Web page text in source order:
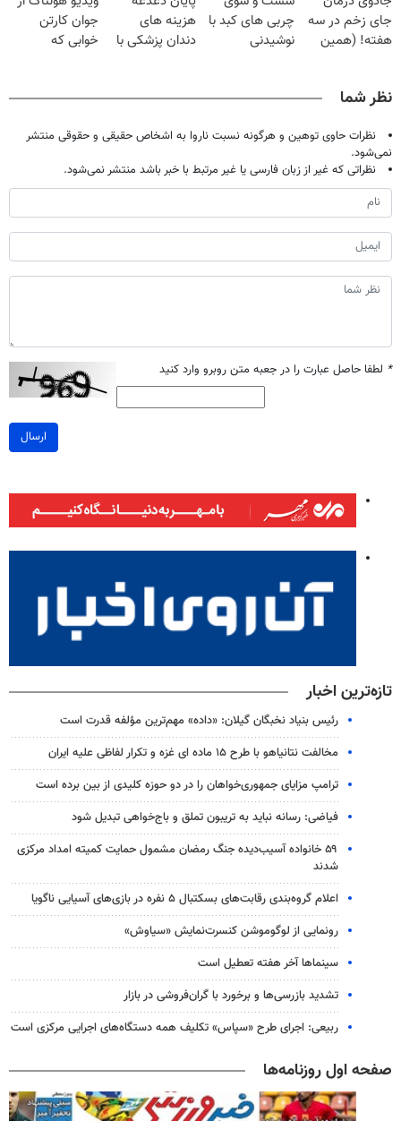
جای زخم در سه
هفته! (همین
چربی های کبد با
نوشیدنی
هزینه های
دندان پزشکی با
جوان کارتن
خوابی که
نظر شما
نظرات حاوی توهین و هرگونه نسبت ناروا به اشخاص حقیقی و حقوقی منتشر
نمی‌شود.
نظراتی که غیر از زبان فارسی یا غیر مرتبط با خبر باشد منتشر نمی‌شود.
* لطفا حاصل عبارت را در جعبه متن روبرو وارد کنید
ارسال
تازه‌ترین اخبار
رئیس بنیاد نخبگان گیلان: «داده» مهم‌ترین مؤلفه قدرت است
مخالفت نتانیاهو با طرح ۱۵ ماده ای غزه و تکرار لفاظی علیه ایران
ترامپ مزایای جمهوری‌خواهان را در دو حوزه کلیدی از بین برده است
فیاضی: رسانه نباید به تریبون تملق و باج‌خواهی تبدیل شود
۵۹ خانواده آسیب‌دیده جنگ رمضان مشمول حمایت کمیته امداد مرکزی
شدند
اعلام گروه‌بندی رقابت‌های بسکتبال ۵ نفره در بازی‌های آسیایی ناگویا
رونمایی از لوگوموشن کنسرت‌نمایش «سیاوش»
سینماها آخر هفته تعطیل است
تشدید بازرسی‌ها و برخورد با گران‌فروشی در بازار
ربیعی: اجرای طرح «سپاس» تکلیف همه دستگاه‌های اجرایی مرکزی است
صفحه اول روزنامه‌ها